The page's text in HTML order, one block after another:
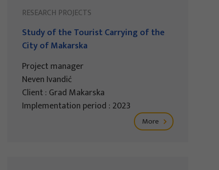
RESEARCH PROJECTS
Study of the Tourist Carrying of the
City of Makarska
Project manager
Neven Ivandić
Client : Grad Makarska
Implementation period : 2023
More